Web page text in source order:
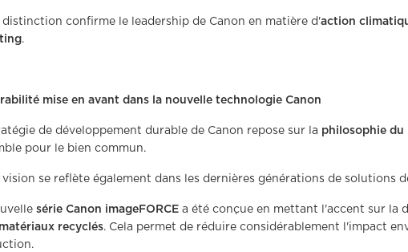
distinction confirme le leadership de Canon en matière d'action
.
mise en avant dans la nouvelle technologie Canon
de développement durable de Canon repose sur la philosophie du
pour le bien commun.
vision se reflète également dans les dernières générations de solutions
série Canon imageFORCE a été conçue en mettant l'accent sur la
recyclés. Cela permet de réduire considérablement l'impact